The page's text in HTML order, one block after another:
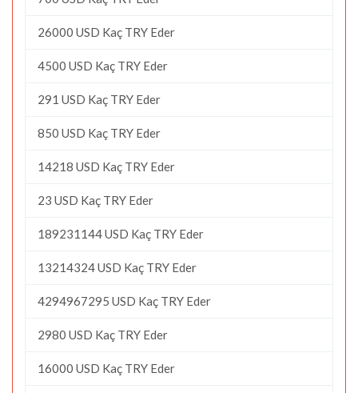
26000 USD Kaç TRY Eder
4500 USD Kaç TRY Eder
291 USD Kaç TRY Eder
850 USD Kaç TRY Eder
14218 USD Kaç TRY Eder
23 USD Kaç TRY Eder
189231144 USD Kaç TRY Eder
13214324 USD Kaç TRY Eder
4294967295 USD Kaç TRY Eder
2980 USD Kaç TRY Eder
16000 USD Kaç TRY Eder